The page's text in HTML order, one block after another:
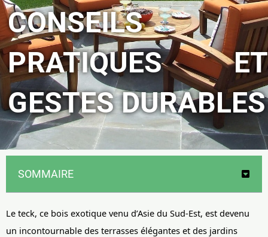
CONSEILS
PRATIQUES ET
GESTES DURABLES
Le teck, ce bois exotique venu d’Asie du Sud-Est, est devenu
un incontournable des terrasses élégantes et des jardins
SOMMAIRE